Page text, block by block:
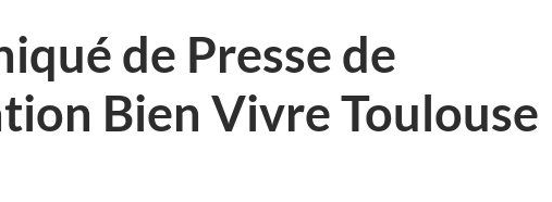
de Presse de
Bien Vivre Toulouse